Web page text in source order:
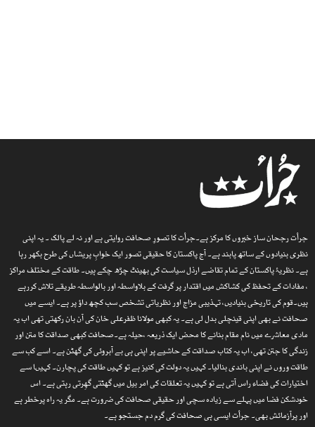
جرأت رجحان ساز خبروں کا مرکز ہے۔جرأت کا تصورِ صحافت روایتی ہے اور نہ لے پالک ۔ یہ اپنی
نظری بنیادوں کے ساتھ پابند ہے۔ آج پاکستان کا حقیقی تصور ایک خوابِ پریشاں کی طرح بکھر رہا
ہے۔ نظریۂ پاکستان کے تمام تقاضے ارذل سیاست کی بھینٹ چڑھ چکے ہیں۔ طاقت کے مختلف مراکز
، مفادات کے تحفظ کی کشاکش میں اقتدار پر گرفت کے بلاواسطہ اور بالواسطہ طریقے تلاش کررہے
ہیں۔قوم کی تاریخی بنیادیں، تہذیبی مزاج اور نظریاتی تشخص سب کچھ داؤ پر ہے۔ ایسے میں
صحافت نے بھی اپنی قینچلی بدل لی ہے۔ یہ کبھی مولانا ظفرعلی خان کی آن بان رکھتی تھی اب یہ
مادی معاشرے میں نام مقام بنانے کا محض ایک ذریعہ ،حیلہ ہے۔صحافت کبھی صداقت کا متن اور
زندگی کا جتن تھی، اب یہ کتاب صداقت کے حاشیے پر اپنی ہی بے آبروئی کی گھٹن ہے۔ اسے کب سے
طاقت وروں نے اپنی باندی بنالیا۔ کہیں یہ دولت کی کنیز ہے تو کہیں طاقت کی پچارن۔ کہیںا سے
اختیارات کی فضاء راس آتی ہے تو کہیں یہ تعلقات کی امر بیل میں گھٹتی گھِرتی رہتی ہے۔ اس
خودشکن فضا میں پہلے سے زیادہ سچی اور حقیقی صحافت کی ضرورت ہے۔ مگر یہ راہ پرخطر ہے
اور پرآزمائش بھی۔ جرأت ایسی ہی صحافت کی گرم دم جستجو ہے۔